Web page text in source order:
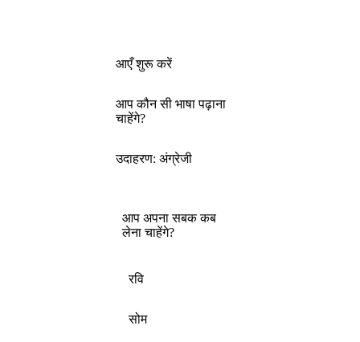
आएँ शुरू करें
आप कौन सी भाषा पढ़ाना
चाहेंगे?
उदाहरण: अंग्रेजी
आप अपना सबक कब
लेना चाहेंगे?
रवि
सोम